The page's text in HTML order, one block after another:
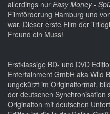
allerdings nur Easy Money -
Filmförderung Hamburg und
war. Dieser erste Film der
Freund ein Muss!
Erstklassige BD- und DVD
Entertainment GmbH aka Wild
ungekürzt im Originalformat,
der deutschen Synchronisation
Originalton mit deutschen